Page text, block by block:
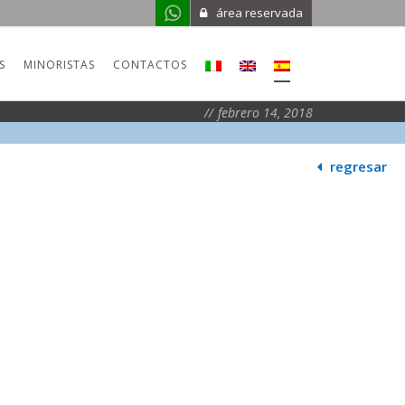
área reservada
MINORISTAS CONTACTOS
febrero 14, 2018
regresar